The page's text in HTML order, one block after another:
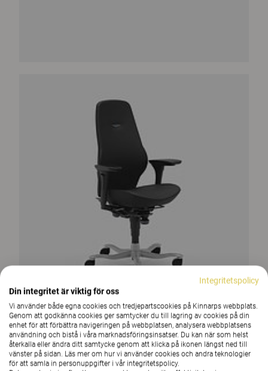
Integritetspolicy
Din integritet är viktig för oss
Vi använder både egna cookies och tredjepartscookies på Kinnarps webbplats.
Genom att godkänna cookies ger samtycker du till lagring av cookies på din
enhet för att förbättra navigeringen på webbplatsen, analysera webbplatsens
användning och bistå i våra marknadsföringsinsatser. Du kan när som helst
återkalla eller ändra ditt samtycke genom att klicka på ikonen längst ned till
vänster på sidan. Läs mer om hur vi använder cookies och andra teknologier
för att samla in personuppgifter i vår integritetspolicy.